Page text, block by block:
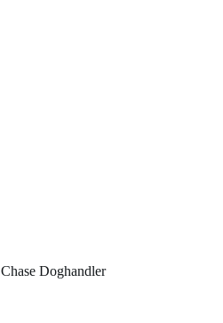
Doghandler